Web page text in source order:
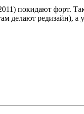
покидают форт.
делают редизайн),